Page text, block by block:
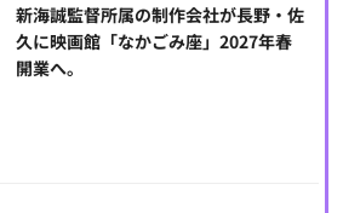
新海誠監督所属の制作会社が長野・佐
久に映画館「なかごみ座」2027年春
開業へ。